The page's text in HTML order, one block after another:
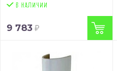
9 783